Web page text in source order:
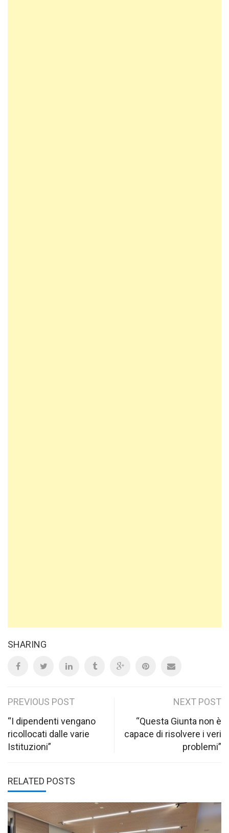
SHARING
Post
navigation
PREVIOUS POST
“I dipendenti vengano
ricollocati dalle varie
Istituzioni”
NEXT POST
“Questa Giunta non è
capace di risolvere i veri
problemi”
RELATED POSTS